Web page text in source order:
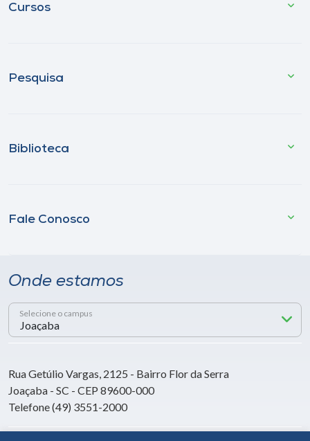
Cursos
Pesquisa
Biblioteca
Fale Conosco
Onde estamos
Selecione o campus
Rua Getúlio Vargas, 2125 - Bairro Flor da Serra
Joaçaba - SC - CEP 89600-000
Telefone (49) 3551-2000